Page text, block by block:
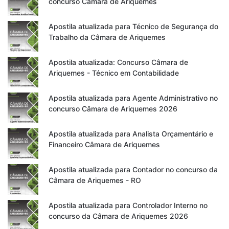
Apostila atualizada para Técnico de Segurança do
Trabalho da Câmara de Ariquemes
Apostila atualizada: Concurso Câmara de
Ariquemes - Técnico em Contabilidade
Apostila atualizada para Agente Administrativo no
concurso Câmara de Ariquemes 2026
Apostila atualizada para Analista Orçamentário e
Financeiro Câmara de Ariquemes
Apostila atualizada para Contador no concurso da
Câmara de Ariquemes - RO
Apostila atualizada para Controlador Interno no
concurso da Câmara de Ariquemes 2026